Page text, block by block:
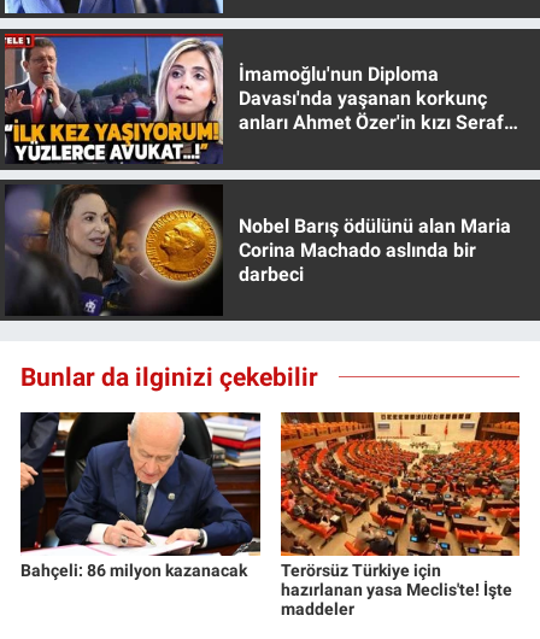
İmamoğlu'nun Diploma
Davası'nda yaşanan korkunç
anları Ahmet Özer'in kızı Seraf
Nobel Barış ödülünü alan Maria
Corina Machado aslında bir
darbeci
Bunlar da ilginizi çekebilir
Bahçeli: 86 milyon kazanacak
Terörsüz Türkiye için
hazırlanan yasa Meclis'te! İşte
maddeler